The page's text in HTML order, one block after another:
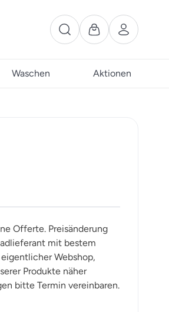
Waschen Aktionen
Offerte. Preisänderung
mit bestem
Webshop,
Produkte näher
bitte Termin vereinbaren.